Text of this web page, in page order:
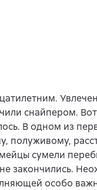
снайпером.
В одном из
полуживому,
сумели
закончились.
особо